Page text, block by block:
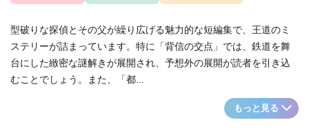
型破りな探偵とその父が繰り広げる魅力的な短編集で、王道のミ
ステリーが詰まっています。特に「背信の交点」では、鉄道を舞
台にした緻密な謎解きが展開され、予想外の展開が読者を引き込
むことでしょう。また、「都...
もっと見る